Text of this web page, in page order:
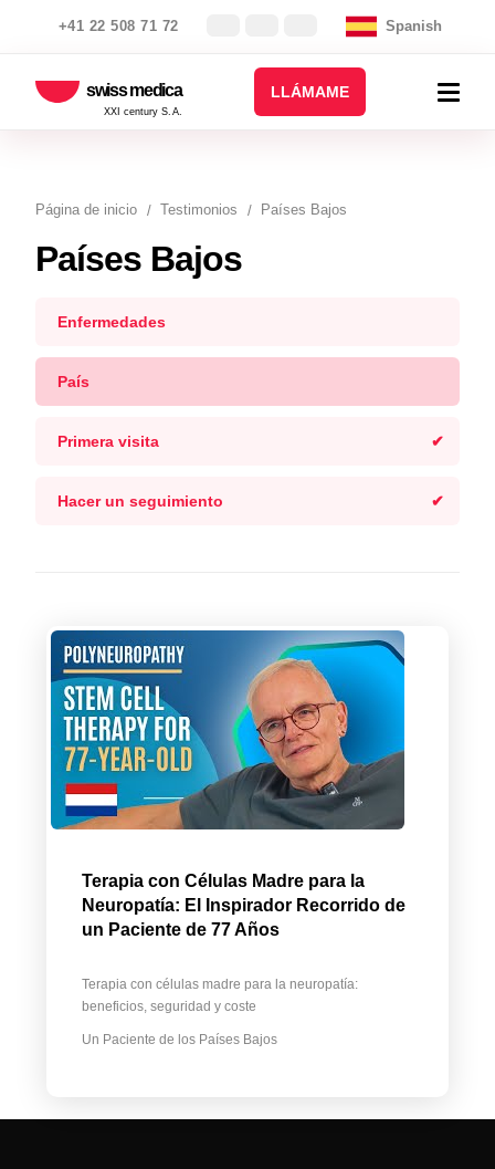
+41 22 508 71 72 Spanish
swiss medica
XXI century S.A.
LLÁMAME
Página de inicio Testimonios Países Bajos
Países Bajos
Enfermedades
País
Primera visita
Hacer un seguimiento
Terapia con Células Madre para la
Neuropatía: El Inspirador Recorrido de
un Paciente de 77 Años
Terapia con células madre para la neuropatía:
beneficios, seguridad y coste
Un Paciente de los Países Bajos